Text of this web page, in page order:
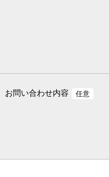
お問い合わせ内容 任意